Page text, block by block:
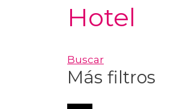
Hotel
Buscar
Más filtros